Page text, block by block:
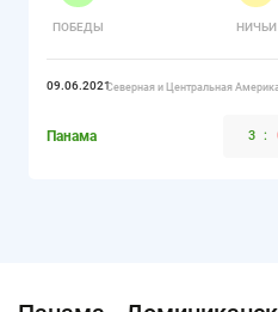
ПОБЕДЫ НИЧЬИ
09.06.2021Северная и Центральная
Панама 3 :